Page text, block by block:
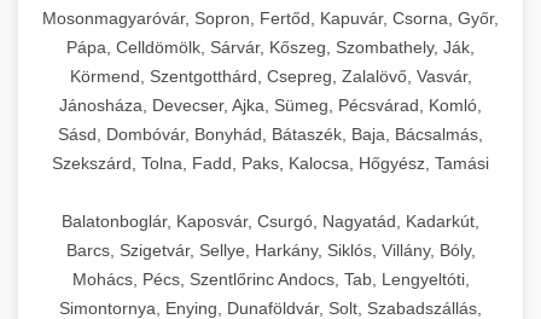
Mosonmagyaróvár, Sopron, Fertőd, Kapuvár, Csorna, Győr,
Pápa, Celldömölk, Sárvár, Kőszeg, Szombathely, Ják,
Körmend, Szentgotthárd, Csepreg, Zalalövő, Vasvár,
Jánosháza, Devecser, Ajka, Sümeg, Pécsvárad, Komló,
Sásd, Dombóvár, Bonyhád, Bátaszék, Baja, Bácsalmás,
Szekszárd, Tolna, Fadd, Paks, Kalocsa, Hőgyész, Tamási
Balatonboglár, Kaposvár, Csurgó, Nagyatád, Kadarkút,
Barcs, Szigetvár, Sellye, Harkány, Siklós, Villány, Bóly,
Mohács, Pécs, Szentlőrinc Andocs, Tab, Lengyeltóti,
Simontornya, Enying, Dunaföldvár, Solt, Szabadszállás,